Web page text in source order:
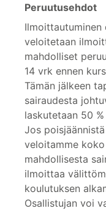
Peruutusehdot
Ilmoittautuminen
veloitetaan
mahdolliset
14 vrk ennen
Tämän jälkeen
sairaudesta
laskutetaan 50
Jos
veloitamme
mahdollisesta
ilmoittaa
koulutuksen
Osallistujan voi